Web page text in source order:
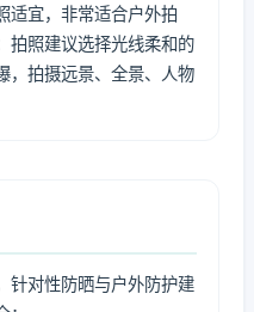
适宜，非常适合户外拍
拍照建议选择光线柔和的
，拍摄远景、全景、人物
针对性防晒与户外防护建